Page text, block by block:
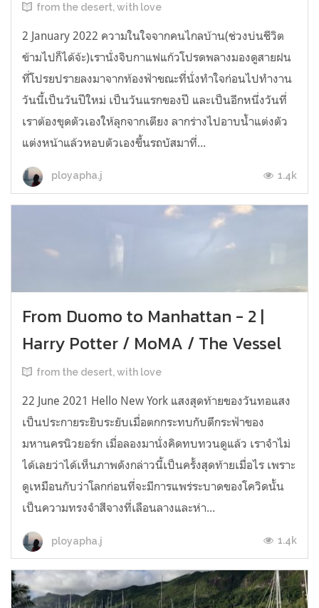
from the desert, with love
2 January 2022 ความในใจจากคนไกลบ้าน(ช่วงบ่นชีวิต
ข้ามไปก็ได้จ้ะ)เรานั่งจิบกาแฟแก้วโปรดพลางมองดูสายฝน
ที่โปรยปรายลงมาจากท้องฟ้าขณะที่นั่งทำใจก่อนไปทำงาน
วันนี้เป็นวันปีใหม่ เป็นวันแรกของปี และเป็นอีกหนึ่งวันที่
เราต้องขุดตัวเองให้ลุกจากเตียง ลากร่างไปอาบน้ำแต่งตัว
แต่งหน้าแล้วหอบตัวเองขึ้นรถบัสมาที่...
ployapha.j 1.4k
From Duomo to Manhattan - 2 |
Harry Potter / MoMA / The Vessel
from the desert, with love
22 June 2021 Hello New York แสงสุดท้ายของวันทอแสง
เป็นประกายระยิบระยับเมื่อตกกระทบกับตึกระฟ้าของ
มหานครนิวยอร์ก เมื่อลองมานั่งคิดทบทวนดูแล้ว เราจำไม่
ได้เลยว่าได้เห็นภาพดังกล่าวนี้เป็นครั้งสุดท้ายเมื่อไร เพราะ
ดูเหมือนกับว่าโลกก่อนที่จะมีการแพร่ระบาดของโควิดนั้น
เป็นความทรงจำสีจางที่เลือนลางและห่า...
ployapha.j 1.4k